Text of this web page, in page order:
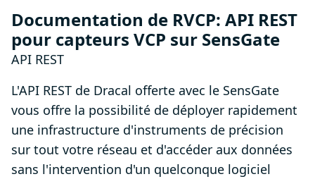
Documentation de RVCP: API REST
pour capteurs VCP sur SensGate
API REST
L'API REST de Dracal offerte avec le SensGate
vous offre la possibilité de déployer rapidement
une infrastructure d'instruments de précision
sur tout votre réseau et d'accéder aux données
sans l'intervention d'un quelconque logiciel